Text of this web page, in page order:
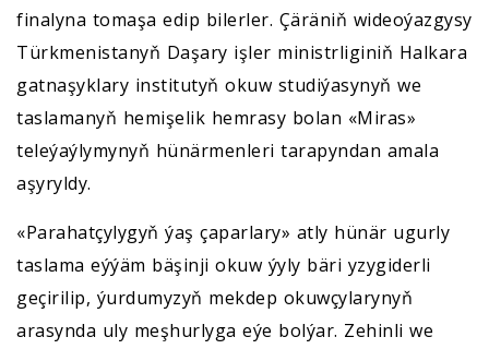
finalyna tomaşa edip bilerler. Çäräniň wideoýazgysy
Türkmenistanyň Daşary işler ministrliginiň Halkara
gatnaşyklary institutyň okuw studiýasynyň we
taslamanyň hemişelik hemrasy bolan «Miras»
teleýaýlymynyň hünärmenleri tarapyndan amala
aşyryldy.
«Parahatçylygyň ýaş çaparlary» atly hünär ugurly
taslama eýýäm bäşinji okuw ýyly bäri yzygiderli
geçirilip, ýurdumyzyň mekdep okuwçylarynyň
arasynda uly meşhurlyga eýe bolýar. Zehinli we